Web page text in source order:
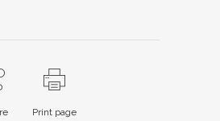
Print page